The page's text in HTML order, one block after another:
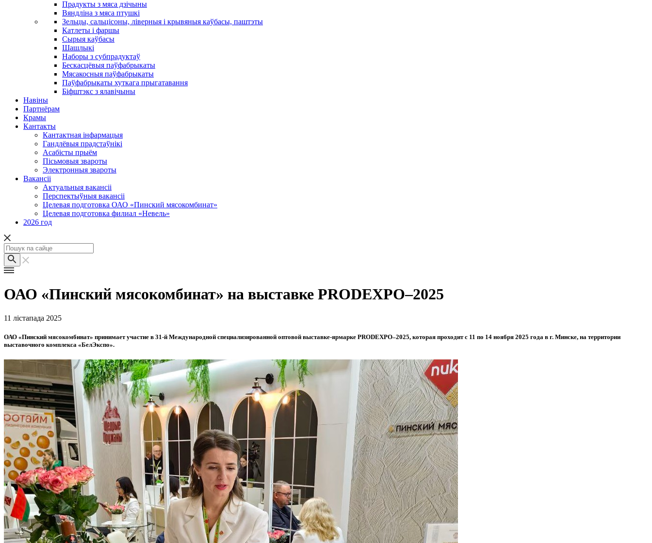
Прадукты з мяса дзічыны
Вяндліна з мяса птушкі
Зельцы, сальцісоны, ліверныя і крывяныя каўбасы, паштэты
Катлеты і фаршы
Сырыя каўбасы
Шашлыкі
Наборы з субпрадуктаў
Бескасцёвыя паўфабрыкаты
Мясакосныя паўфабрыкаты
Паўфабрыкаты хуткага прыгатавання
Біфштэкс з ялавічыны
Навіны
Партнёрам
Крамы
Кантакты
Кантактная інфармацыя
Гандлёвыя прадстаўнікі
Асабісты прыём
Пісьмовыя звароты
Электронныя звароты
Вакансіі
Актуальныя вакансіі
Перспектыўныя вакансіі
Целевая подготовка ОАО «Пинский мясокомбинат»
Целевая подготовка филиал «Невель»
2026 год
ОАО «Пинский мясокомбинат» на выставке PRODEXPO–2025
11 лістапада 2025
ОАО «Пинский мясокомбинат» принимает участие в 31-й Международной специализированной оптовой выставке-ярмарке PRODEXPO–2025, которая проходит с 11 по 14 ноября 2025 года в г. Минске, на территории
выставочного комплекса «БелЭкспо».